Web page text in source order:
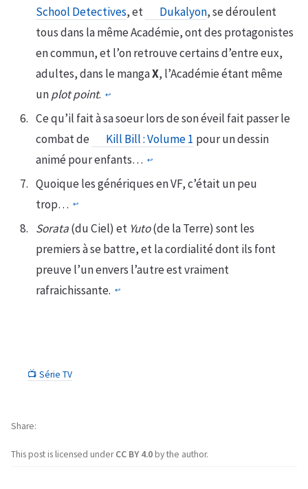
School Detectives, et Dukalyon, se déroulent
tous dans la même Académie, ont des protagonistes
en commun, et l’on retrouve certains d’entre eux,
adultes, dans le mangaX, l’Académie étant même
unplot point. ↩︎
Ce qu’il fait à sa soeur lors de son éveil fait passer le
combat de
Kill Bill : Volume 1 pour un dessin
animé pour enfants… ↩︎
Quoique les génériques en VF, c’était un peu
trop… ↩︎
Sorata(du Ciel) et Yuto(de la Terre) sont les
premiers à se battre, et la cordialité dont ils font
preuve l’un envers l’autre est vraiment
rafraichissante. ↩︎
📺 Série TV
This post is licensed underCC BY 4.0by the author.
Share